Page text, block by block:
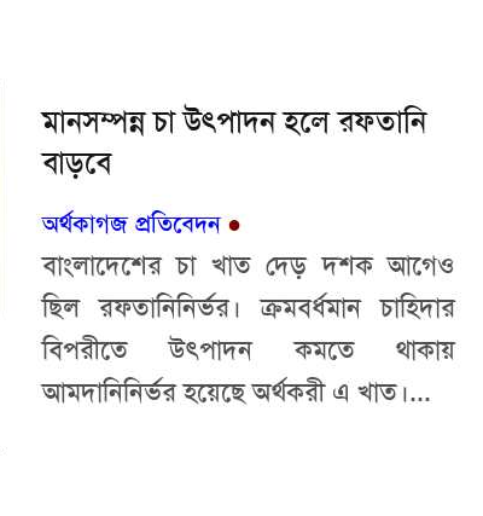
মানসম্পন্ন চা উৎপাদন হলে রফতানি
বাড়বে
অর্থকাগজ প্রতিবেদন ●
বাংলাদেশের চা খাত দেড় দশক আগেও
ছিল রফতানিনির্ভর। ক্রমবর্ধমান চাহিদার
বিপরীতে উৎপাদন কমতে থাকায়
আমদানিনির্ভর হয়েছে অর্থকরী এ খাত।...